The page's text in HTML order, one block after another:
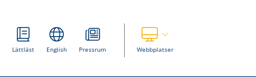
Lättläst English Pressrum WebbplatserVisa våra andra webbplatser